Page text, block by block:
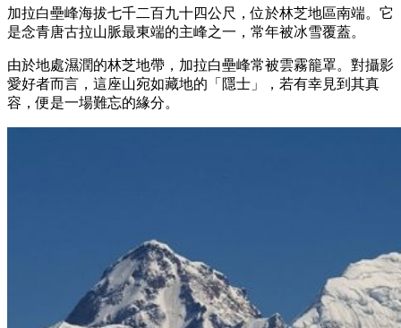
加拉白壘峰海拔七千二百九十四公尺，位於林芝地區南端。它
是念青唐古拉山脈最東端的主峰之一，常年被冰雪覆蓋。
由於地處濕潤的林芝地帶，加拉白壘峰常被雲霧籠罩。對攝影
愛好者而言，這座山宛如藏地的「隱士」，若有幸見到其真
容，便是一場難忘的緣分。